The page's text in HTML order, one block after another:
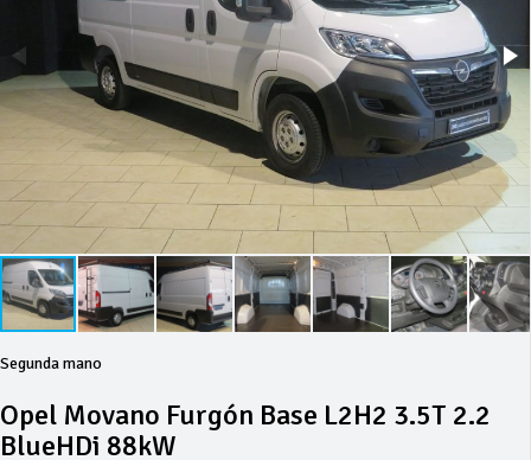
Segunda mano
Opel Movano Furgón Base L2H2 3.5T 2.2
BlueHDi 88kW